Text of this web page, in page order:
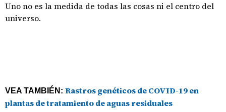
Uno no es la medida de todas las cosas ni el centro del
universo.
VEA TAMBIÉN: Rastros genéticos de COVID-19 en
plantas de tratamiento de aguas residuales